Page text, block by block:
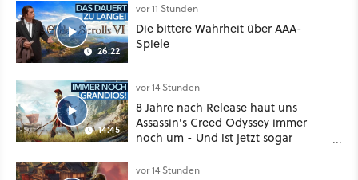
26:22
vor 11 Stunden
Die bittere Wahrheit über AAA-
Spiele
14:45
vor 14 Stunden
8 Jahre nach Release haut uns
Assassin's Creed Odyssey immer
noch um - Und ist jetzt sogar
vor 14 Stunden